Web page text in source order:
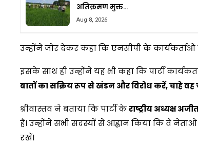
अतिक्रमण मुक्त…
Aug 8, 2026
उन्होंने जोर देकर कहा कि एनसीपी के कार्यकर्ताओं
इसके साथ ही उन्होंने यह भी कहा कि पार्टी
बातों का सक्रिय रूप से खंडन और विरोध करें, चाहे वह
श्रीवास्तव ने बताया कि पार्टी केराष्ट्रीय अध्यक्ष
हैं। उन्होंने सभी सदस्यों से आह्वान किया कि वे
रखें।